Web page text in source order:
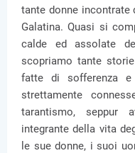
tante donne incontrate
Galatina. Quasi si
calde ed assolate
scopriamo tante
fatte di sofferenza
strettamente
tarantismo, seppur
integrante della vita
le sue donne, i suoi